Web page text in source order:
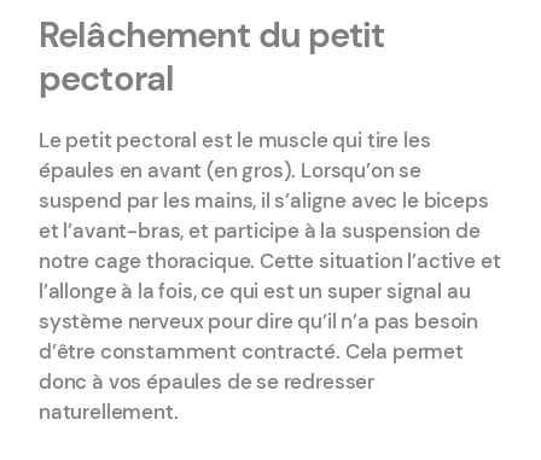
Relâchement du petit
pectoral
Le petit pectoral est le muscle qui tire les
épaules en avant (en gros). Lorsqu’on se
suspend par les mains, il s’aligne avec le biceps
et l’avant-bras, et participe à la suspension de
notre cage thoracique. Cette situation l’active et
l’allonge à la fois, ce qui est un super signal au
système nerveux pour dire qu’il n’a pas besoin
d’être constamment contracté. Cela permet
donc à vos épaules de se redresser
naturellement.